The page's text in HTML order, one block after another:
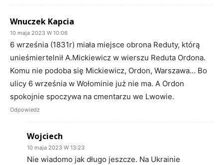
Wnuczek Kapcia
10 maja 2023 W 10:06
6 września (1831r) miała miejsce obrona Reduty, którą
unieśmiertelnił A.Mickiewicz w wierszu Reduta Ordona.
Komu nie podoba się Mickiewicz, Ordon, Warszawa… Bo
ulicy 6 września w Wołominie już nie ma. A Ordon
spokojnie spoczywa na cmentarzu we Lwowie.
Odpowiedz
Wojciech
10 maja 2023 W 13:23
Nie wiadomo jak długo jeszcze. Na Ukrainie